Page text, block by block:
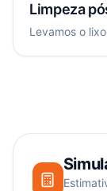
Limpeza
Levamos o